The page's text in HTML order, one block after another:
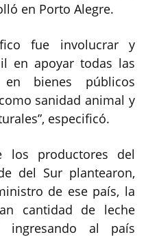
en Porto Alegre.
fue involucrar y
en apoyar todas las
bienes públicos
sanidad animal y
especificó.
los productores del
del Sur plantearon,
de ese país, la
cantidad de leche
ingresando al país